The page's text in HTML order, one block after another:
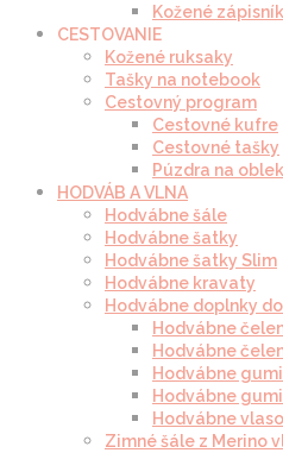
Kožené
CESTOVANIE
Kožené ruksaky
Tašky na notebook
Cestovný program
Cestovné kufre
Cestovné tašky
Púzdra na
HODVÁB A VLNA
Hodvábne šále
Hodvábne šatky
Hodvábne šatky Slim
Hodvábne kravaty
Hodvábne doplnky
Hodvábne
Hodvábne
Hodvábne
Hodvábne
Hodvábne
Zimné šále z Merino